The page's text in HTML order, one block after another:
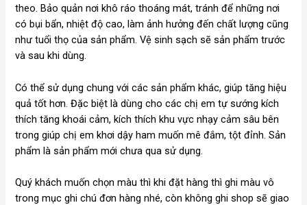
theo. Bảo quản nơi khô ráo thoáng mát, tránh để những nơi
có bụi bẩn, nhiệt độ cao, làm ảnh hưởng đến chất lượng cũng
như tuổi thọ của sản phẩm. Vệ sinh sạch sẽ sản phẩm trước
và sau khi dùng.
Có thể sử dụng chung với các sản phẩm khác, giúp tăng hiệu
quả tốt hơn. Đặc biệt là dùng cho các chị em tự sướng kích
thích tăng khoái cảm, kích thích khu vực nhạy cảm sâu bên
trong giúp chị em khơi dậy ham muốn mê đắm, tột đỉnh. Sản
phẩm là sản phẩm mới chưa qua sử dụng.
Quý khách muốn chọn màu thì khi đặt hàng thì ghi màu vô
trong mục ghi chú đơn hàng nhé, còn không ghi shop sẽ giao